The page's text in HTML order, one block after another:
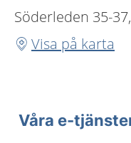
Söderleden 35-
Visa på karta
Våra e-